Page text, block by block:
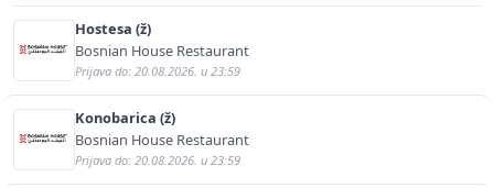
Hostesa (ž)
Bosnian House Restaurant
Prijava do: 20.08.2026. u 23:59
Konobarica (ž)
Bosnian House Restaurant
Prijava do: 20.08.2026. u 23:59